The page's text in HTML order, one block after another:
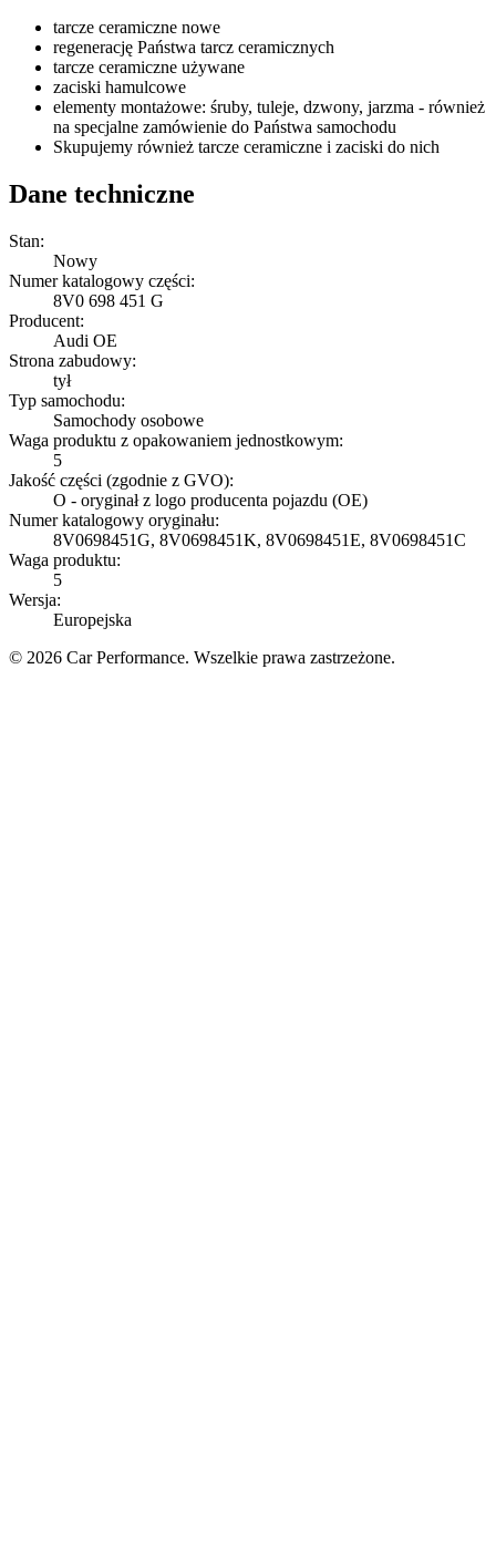
tarcze ceramiczne nowe
regenerację Państwa tarcz ceramicznych
tarcze ceramiczne używane
zaciski hamulcowe
elementy montażowe: śruby, tuleje, dzwony, jarzma - również
na specjalne zamówienie do Państwa samochodu
Skupujemy również tarcze ceramiczne i zaciski do nich
Dane techniczne
Stan:
Nowy
Numer katalogowy części:
8V0 698 451 G
Producent:
Audi OE
Strona zabudowy:
tył
Typ samochodu:
Samochody osobowe
Waga produktu z opakowaniem jednostkowym:
5
Jakość części (zgodnie z GVO):
O - oryginał z logo producenta pojazdu (OE)
Numer katalogowy oryginału:
8V0698451G, 8V0698451K, 8V0698451E, 8V0698451C
Waga produktu:
5
Wersja:
Europejska
© 2026 Car Performance. Wszelkie prawa zastrzeżone.